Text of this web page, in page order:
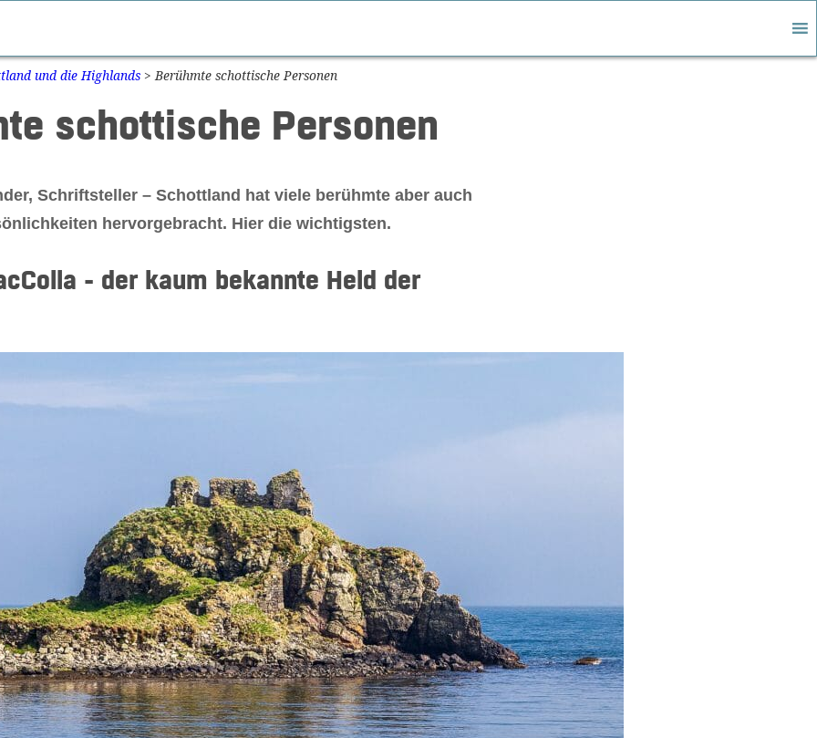
und die Highlands >Berühmte schottische Personen
schottische Personen
Schriftsteller – Schottland hat viele berühmte aber auch
hervorgebracht. Hier die wichtigsten.
- der kaum bekannte Held der